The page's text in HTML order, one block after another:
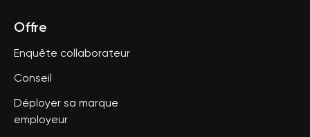
Offre
Enquête collaborateur
Conseil
Déployer sa marque
employeur